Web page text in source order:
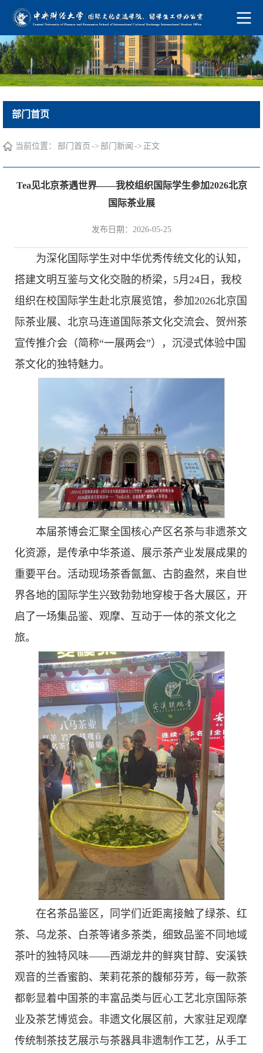
部门首页
当前位置： 部门首页 -> 部门新闻 -> 正文
Tea见北京茶遇世界——我校组织国际学生参加2026北京
国际茶业展
发布日期：2026-05-25
为深化国际学生对中华优秀传统文化的认知，
搭建文明互鉴与文化交融的桥梁，5月24日，我校
组织在校国际学生赴北京展览馆，参加2026北京国
际茶业展、北京马连道国际茶文化交流会、贺州茶
宣传推介会（简称“一展两会”），沉浸式体验中国
茶文化的独特魅力。
本届茶博会汇聚全国核心产区名茶与非遗茶文
化资源，是传承中华茶道、展示茶产业发展成果的
重要平台。活动现场茶香氤氲、古韵盎然，来自世
界各地的国际学生兴致勃勃地穿梭于各大展区，开
启了一场集品鉴、观摩、互动于一体的茶文化之
旅。
在名茶品鉴区，同学们近距离接触了绿茶、红
茶、乌龙茶、白茶等诸多茶类，细致品鉴不同地域
茶叶的独特风味——西湖龙井的鲜爽甘醇、安溪铁
观音的兰香蜜韵、茉莉花茶的馥郁芬芳，每一款茶
都彰显着中国茶的丰富品类与匠心工艺北京国际茶
业及茶艺博览会。非遗文化展区前，大家驻足观摩
传统制茶技艺展示与茶器具非遗制作工艺，从手工